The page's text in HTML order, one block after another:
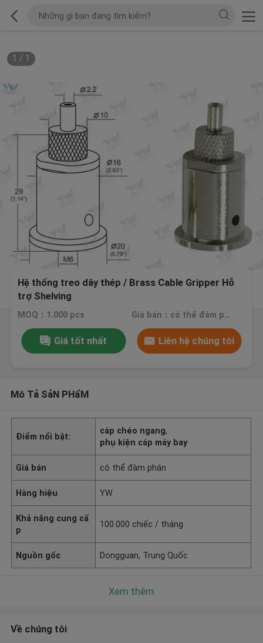
1 / 1
Hệ thống treo dây thép / Brass Cable Gripper Hỗ
trợ Shelving
MOQ：1.000 pcs Giá bán：có thể đàm phán
Giá tốt nhất Liên hệ chúng tôi
Mô Tả SảN PHẩM
Điểm nổi bật:
cáp chéo ngang,
phụ kiện cáp máy bay
Giá bán có thể đàm phán
Hàng hiệu YW
Khả năng cung cấ
p
100.000 chiếc / tháng
Nguồn gốc Dongguan, Trung Quốc
Xem thêm
Về chúng tôi